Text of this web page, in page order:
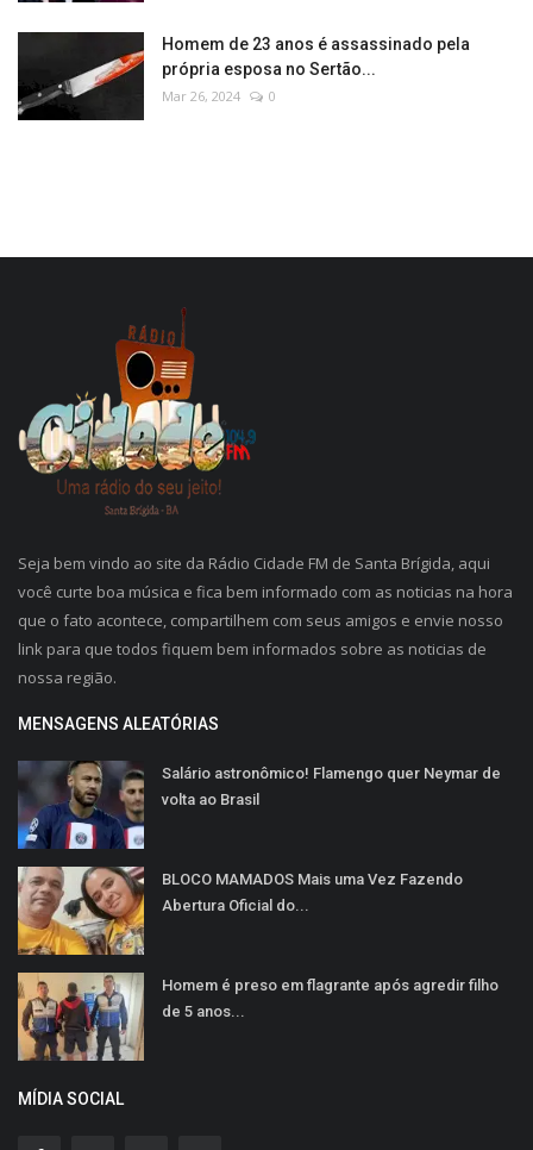
Homem de 23 anos é assassinado pela
própria esposa no Sertão...
Mar 26, 2024 0
Seja bem vindo ao site da Rádio Cidade FM de Santa Brígida, aqui
você curte boa música e fica bem informado com as noticias na hora
que o fato acontece, compartilhem com seus amigos e envie nosso
link para que todos fiquem bem informados sobre as noticias de
nossa região.
MENSAGENS ALEATÓRIAS
Salário astronômico! Flamengo quer Neymar de
volta ao Brasil
BLOCO MAMADOS Mais uma Vez Fazendo
Abertura Oficial do...
Homem é preso em flagrante após agredir filho
de 5 anos...
MÍDIA SOCIAL